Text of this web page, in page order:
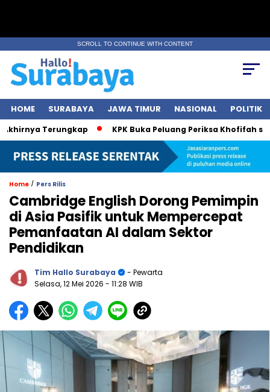
SCROLL TO CONTINUE WITH CONTENT
HOME SURABAYA JAWA TIMUR NASIONAL POLITIK
Terungkap KPK Buka Peluang Periksa Khofifah soal
Home / Pers Rilis
Cambridge English Dorong Pemimpin
di Asia Pasifik untuk Mempercepat
Pemanfaatan AI dalam Sektor
Pendidikan
Tim Hallo Surabaya
- Pewarta
Selasa, 12 Mei 2026 - 11:28 WIB